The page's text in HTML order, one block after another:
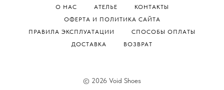
О НАС АТЕЛЬЕ
КОНТАКТЫ
ОФЕРТА И ПОЛИТИКА САЙТА
ПРАВИЛА ЭКСПЛУАТАЦИИ
СПОСОБЫ ОПЛАТЫ
ДОСТАВКА
ВОЗВРАТ
© 2026 Void Shoes